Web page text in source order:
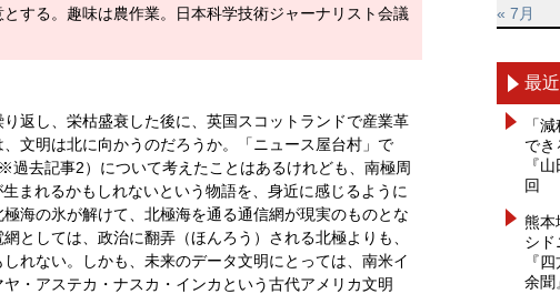
する。趣味は農作業。日本科学技術ジャーナリスト会議
返し、栄枯盛衰した後に、英国スコットランドで産業革
文明は北に向かうのだろうか。「ニュース屋台村」で
去記事2）について考えたことはあるけれども、南極周
まれるかもしれないという物語を、身近に感じるように
海の氷が解けて、北極海を通る通信網が現実のものとな
としては、政治に翻弄（ほんろう）される北極よりも、
れない。しかも、未来のデータ文明にとっては、南米イ
・アステカ・ナスカ・インカという古代アメリカ文明
« 7月
最
「
でき
『
回
熊本
シド
『
余聞